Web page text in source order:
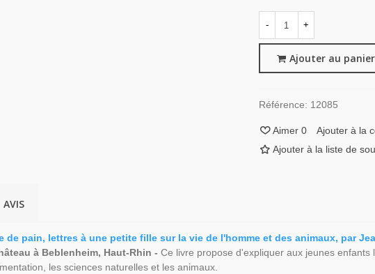
- +
Ajouter au panier
Référence: 12085
Aimer 0 Ajouter à la
Ajouter à la liste de
AVIS
de pain, lettres à une petite fille sur la vie de l'homme et des animaux, par
à Beblenheim, Haut-Rhin - Ce livre propose d'expliquer aux jeunes enfants
les sciences naturelles et les animaux.